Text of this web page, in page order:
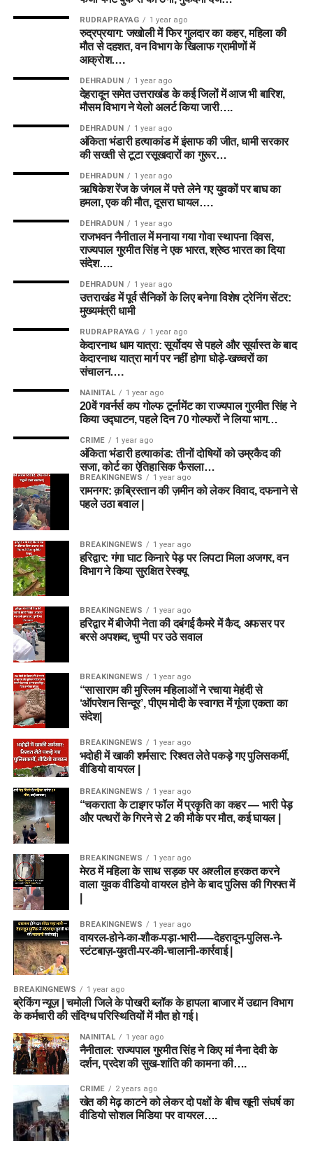
RUDRAPRAYAG 1 year ago
रुद्रप्रयाग: जखोली में फिर गुलदार का कहर, महिला की
मौत से दहशत, वन विभाग के खिलाफ ग्रामीणों में
आक्रोश….
DEHRADUN 1 year ago
देहरादून समेत उत्तराखंड के कई जिलों में आज भी बारिश,
मौसम विभाग ने येलो अलर्ट किया जारी….
DEHRADUN 1 year ago
अंकिता भंडारी हत्याकांड में इंसाफ की जीत, धामी सरकार
की सख्ती से टूटा रसूखदारों का गुरूर…
DEHRADUN 1 year ago
ऋषिकेश रेंज के जंगल में पत्ते लेने गए युवकों पर बाघ का
हमला, एक की मौत, दूसरा घायल….
DEHRADUN 1 year ago
राजभवन नैनीताल में मनाया गया गोवा स्थापना दिवस,
राज्यपाल गुरमीत सिंह ने एक भारत, श्रेष्ठ भारत का दिया
संदेश….
DEHRADUN 1 year ago
उत्तराखंड में पूर्व सैनिकों के लिए बनेगा विशेष ट्रेनिंग सेंटर:
मुख्यमंत्री धामी
RUDRAPRAYAG 1 year ago
केदारनाथ धाम यात्रा: सूर्योदय से पहले और सूर्यास्त के बाद
केदारनाथ यात्रा मार्ग पर नहीं होगा घोड़े-खच्चरों का
संचालन….
NAINITAL 1 year ago
20वें गवर्नर्स कप गोल्फ टूर्नामेंट का राज्यपाल गुरमीत सिंह ने
किया उद्घाटन, पहले दिन 70 गोल्फरों ने लिया भाग…
CRIME 1 year ago
अंकिता भंडारी हत्याकांड: तीनों दोषियों को उम्रकैद की
सजा, कोर्ट का ऐतिहासिक फैसला…
BREAKINGNEWS 1 year ago
रामनगर: क़ब्रिस्तान की ज़मीन को लेकर विवाद, दफनाने से
पहले उठा बवाल |
BREAKINGNEWS 1 year ago
हरिद्वार: गंगा घाट किनारे पेड़ पर लिपटा मिला अजगर, वन
विभाग ने किया सुरक्षित रेस्क्यू
BREAKINGNEWS 1 year ago
हरिद्वार में बीजेपी नेता की दबंगई कैमरे में कैद, अफसर पर
बरसे अपशब्द, चुप्पी पर उठे सवाल
BREAKINGNEWS 1 year ago
“सासाराम की मुस्लिम महिलाओं ने रचाया मेहंदी से
‘ऑपरेशन सिन्दूर’, पीएम मोदी के स्वागत में गूंजा एकता का
संदेश|
BREAKINGNEWS 1 year ago
भदोही में खाकी शर्मसार: रिश्वत लेते पकड़े गए पुलिसकर्मी,
वीडियो वायरल |
BREAKINGNEWS 1 year ago
“चकराता के टाइगर फॉल में प्रकृति का कहर — भारी पेड़
और पत्थरों के गिरने से 2 की मौके पर मौत, कई घायल |
BREAKINGNEWS 1 year ago
मेरठ में महिला के साथ सड़क पर अश्लील हरकत करने
वाला युवक वीडियो वायरल होने के बाद पुलिस की गिरफ्त में
BREAKINGNEWS 1 year ago
वायरल-होने-का-शौक-पड़ा-भारी-—-देहरादून-पुलिस-ने-
स्टंटबाज़-युवती-पर-की-चालानी-कार्रवाई |
BREAKINGNEWS 1 year ago
ब्रेकिंग न्यूज़ | चमोली जिले के पोखरी ब्लॉक के हापला बाजार में उद्यान विभाग
के कर्मचारी की संदिग्ध परिस्थितियों में मौत हो गई।
NAINITAL 1 year ago
नैनीताल: राज्यपाल गुरमीत सिंह ने किए मां नैना देवी के
दर्शन, प्रदेश की सुख-शांति की कामना की….
CRIME 2 years ago
खेत की मेढ़ काटने को लेकर दो पक्षों के बीच खूनी संघर्ष का
वीडियो सोशल मिडिया पर वायरल….